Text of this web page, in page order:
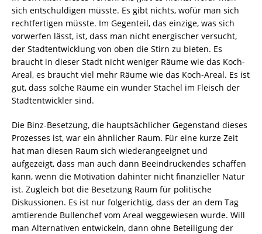
sich entschuldigen müsste. Es gibt nichts, wofür man sich
rechtfertigen müsste. Im Gegenteil, das einzige, was sich
vorwerfen lässt, ist, dass man nicht energischer versucht,
der Stadtentwicklung von oben die Stirn zu bieten. Es
braucht in dieser Stadt nicht weniger Räume wie das Koch-
Areal, es braucht viel mehr Räume wie das Koch-Areal. Es ist
gut, dass solche Räume ein wunder Stachel im Fleisch der
Stadtentwickler sind.
Die Binz-Besetzung, die hauptsächlicher Gegenstand dieses
Prozesses ist, war ein ähnlicher Raum. Für eine kurze Zeit
hat man diesen Raum sich wiederangeeignet und
aufgezeigt, dass man auch dann Beeindruckendes schaffen
kann, wenn die Motivation dahinter nicht finanzieller Natur
ist. Zugleich bot die Besetzung Raum für politische
Diskussionen. Es ist nur folgerichtig, dass der an dem Tag
amtierende Bullenchef vom Areal weggewiesen wurde. Will
man Alternativen entwickeln, dann ohne Beteiligung der